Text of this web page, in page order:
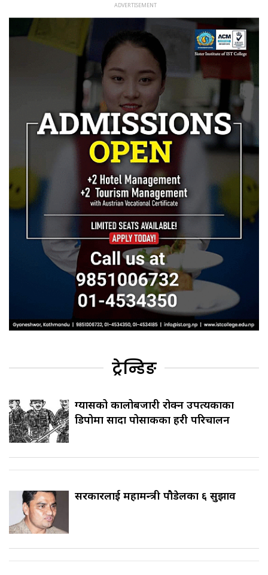
ट्रेन्डिङ
ग्यासको कालोबजारी रोक्न उपत्यकाका
डिपोमा सादा पोसाकका प्रहरी परिचालन
सरकारलाई महामन्त्री पौडेलका ६ सुझाव